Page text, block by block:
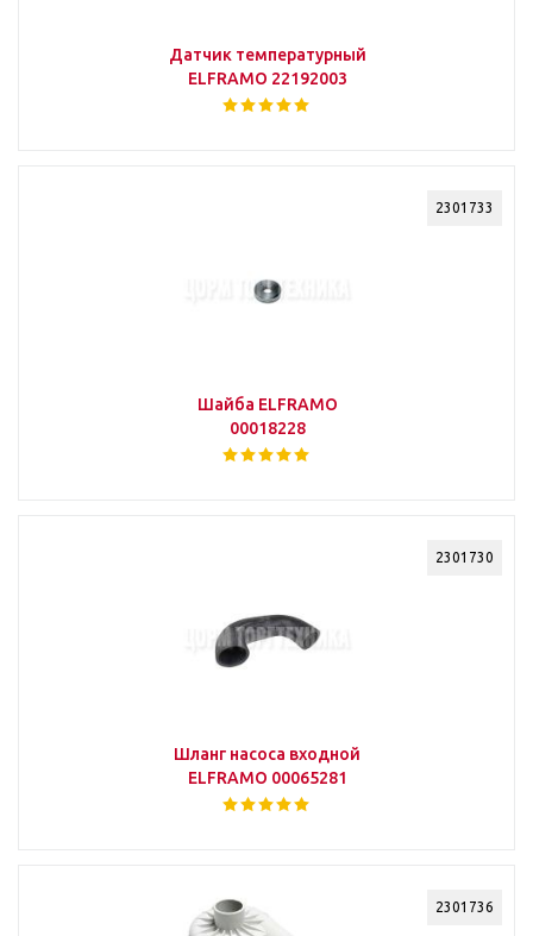
Датчик температурный
ELFRAMO 22192003
2301733
Шайба ELFRAMO
00018228
2301730
Шланг насоса входной
ELFRAMO 00065281
2301736